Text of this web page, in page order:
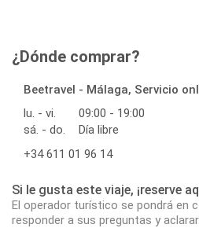
¿Dónde comprar?
Beetravel - Málaga, Servicio
lu. - vi.
09:00 - 19:00
sá. - do.
Día libre
+34 611 01 96 14
Si le gusta este viaje, ¡reserve
El operador turístico se pondrá en
responder a sus preguntas y